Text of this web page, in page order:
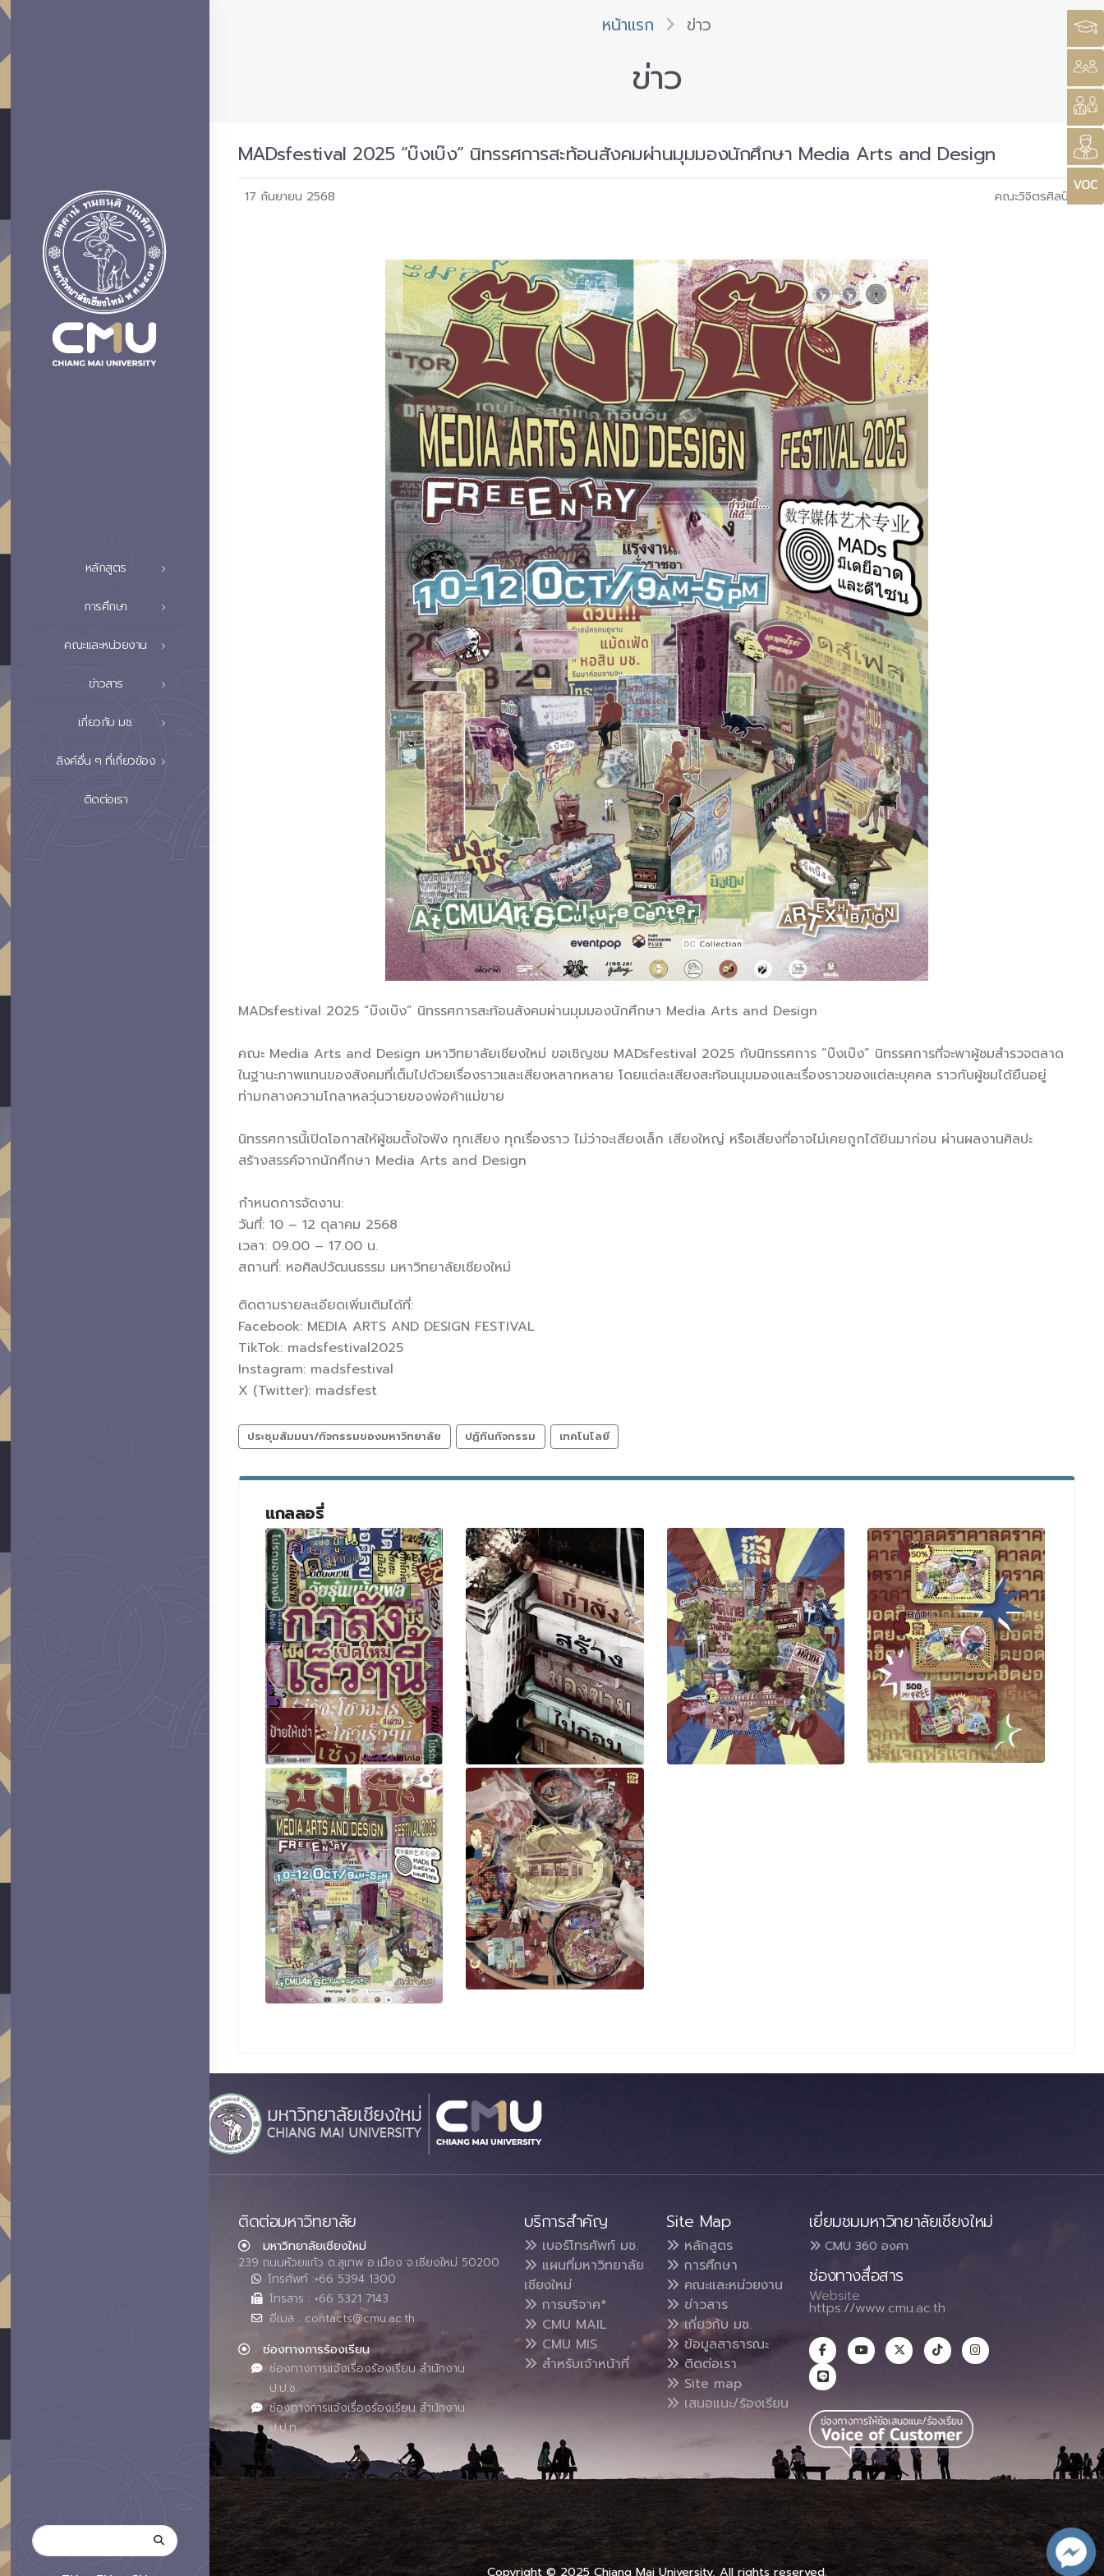
หลักสูตร
การศึกษา
คณะและหน่วยงาน
ข่าวสาร
เกี่ยวกับ มช.
ลิงค์อื่น ๆ ที่เกี่ยวข้อง
ติดต่อเรา
หน้าแรก ข่าว
ข่าว
MADsfestival 2025 “บ๊งเบ๊ง” นิทรรศการสะท้อนสังคมผ่านมุมมองนักศึกษา Media Arts and Design
17 กันยายน 2568 คณะวิจิตรศิลป์
MADsfestival 2025 “บ๊งเบ๊ง” นิทรรศการสะท้อนสังคมผ่านมุมมองนักศึกษา Media Arts and Design
คณะ Media Arts and Design มหาวิทยาลัยเชียงใหม่ ขอเชิญชม MADsfestival 2025 กับนิทรรศการ “บ๊งเบ๊ง” นิทรรศการที่จะพาผู้ชมสำรวจตลาด
ในฐานะภาพแทนของสังคมที่เต็มไปด้วยเรื่องราวและเสียงหลากหลาย โดยแต่ละเสียงสะท้อนมุมมองและเรื่องราวของแต่ละบุคคล ราวกับผู้ชมได้ยืนอยู่
ท่ามกลางความโกลาหลวุ่นวายของพ่อค้าแม่ขาย
นิทรรศการนี้เปิดโอกาสให้ผู้ชมตั้งใจฟัง ทุกเสียง ทุกเรื่องราว ไม่ว่าจะเสียงเล็ก เสียงใหญ่ หรือเสียงที่อาจไม่เคยถูกได้ยินมาก่อน ผ่านผลงานศิลปะ
สร้างสรรค์จากนักศึกษา Media Arts and Design
กำหนดการจัดงาน:
วันที่: 10 – 12 ตุลาคม 2568
เวลา: 09.00 – 17.00 น.
สถานที่: หอศิลปวัฒนธรรม มหาวิทยาลัยเชียงใหม่
ติดตามรายละเอียดเพิ่มเติมได้ที่:
Facebook: MEDIA ARTS AND DESIGN FESTIVAL
TikTok: madsfestival2025
Instagram: madsfestival
X (Twitter): madsfest
ประชุมสัมมนา/กิจกรรมของมหาวิทยาลัย ปฏิทินกิจกรรม เทคโนโลยี
แกลลอรี่
ติดต่อมหาวิทยาลัย
มหาวิทยาลัยเชียงใหม่
239 ถนนห้วยแก้ว ต.สุเทพ อ.เมือง จ.เชียงใหม่ 50200
โทรศัพท์ :+66 5394 1300
โทรสาร : +66 5321 7143
อีเมล : contacts@cmu.ac.th
ช่องทางการร้องเรียน
ช่องทางการแจ้งเรื่องร้องเรียน สำนักงาน
ป.ป.ช.
ช่องทางการแจ้งเรื่องร้องเรียน สำนักงาน
ป.ป.ท.
บริการสำคัญ
เบอร์โทรศัพท์ มช.
แผนที่มหาวิทยาลัย
เชียงใหม่
การบริจาค*
CMU MAIL
CMU MIS
สำหรับเจ้าหน้าที่
Site Map
หลักสูตร
การศึกษา
คณะและหน่วยงาน
ข่าวสาร
เกี่ยวกับ มช.
ข้อมูลสาธารณะ
ติดต่อเรา
Site map
เสนอแนะ/ร้องเรียน
เยี่ยมชมมหาวิทยาลัยเชียงใหม่
CMU 360 องศา
ช่องทางสื่อสาร
Website :
https://www.cmu.ac.th
Copyright © 2025 Chiang Mai University, All rights reserved.